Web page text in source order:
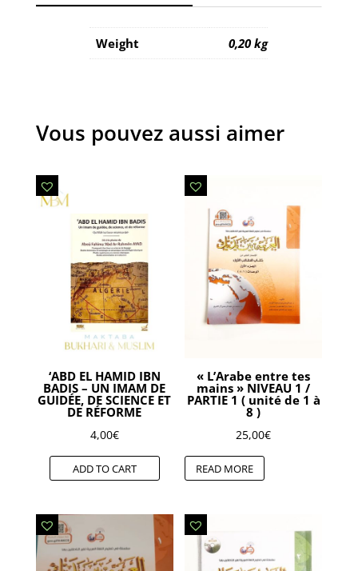
Weight 0,20 kg
Vous pouvez aussi aimer
‘ABD EL HAMID IBN
BADIS – UN IMAM DE
GUIDÉE, DE SCIENCE ET
DE RÉFORME
4,00€
ADD TO CART
« L’Arabe entre tes
mains » NIVEAU 1 /
PARTIE 1 ( unité de 1 à
8 )
25,00€
READ MORE